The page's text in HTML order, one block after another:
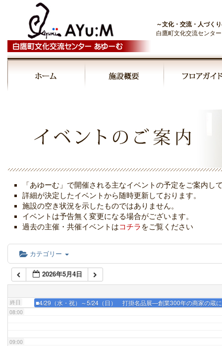
～文化・交流・人づく
白鷹町文化交流センタ
「あゆーむ」で開催される主なイベントの予定をご案内し
詳細が決定したイベントから随時更新しております。
施設の空き状況を示したものではありません。
イベントは予告無く変更になる場合がございます。
過去の主催・共催イベントはコチラ をご覧ください
カテゴリー
2026年5月4日
終日 ■4/29（水・祝）～5/24（日） 打掛名品展―創業300年の商家の蔵
04:00
06:00
07:00
08:00
09:00